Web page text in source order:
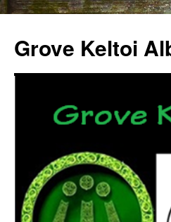
Grove Keltoi